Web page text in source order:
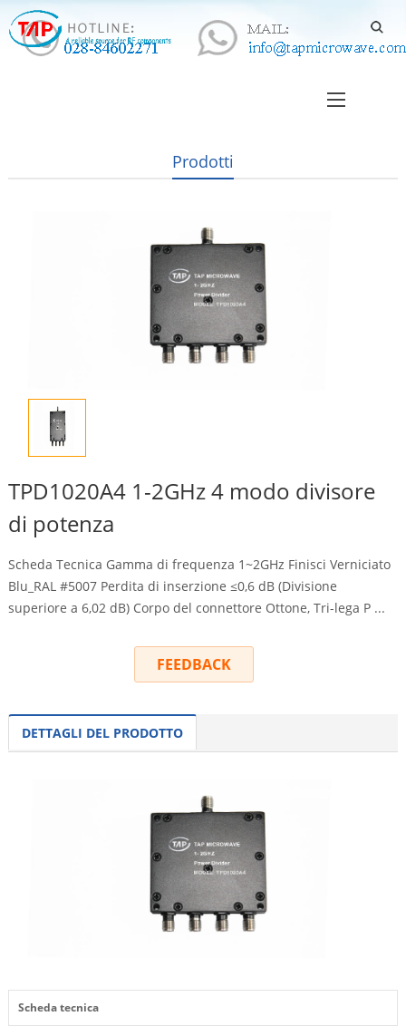
Prodotti
TPD1020A4 1-2GHz 4 modo divisore
di potenza
Scheda Tecnica Gamma di frequenza 1~2GHz Finisci Verniciato
Blu_RAL #5007 Perdita di inserzione ≤0,6 dB (Divisione
superiore a 6,02 dB) Corpo del connettore Ottone, Tri-lega P ...
FEEDBACK
DETTAGLI DEL PRODOTTO
Scheda tecnica